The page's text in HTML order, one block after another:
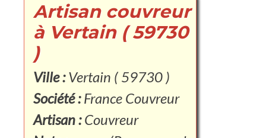
Artisan couvreur
à Vertain ( 59730
)
Ville :Vertain ( 59730 )
Société :France Couvreur
Artisan :Couvreur